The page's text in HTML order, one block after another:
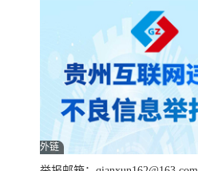
外链